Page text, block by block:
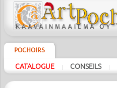
POCHOIRS
CATALOGUE | CONSEILS |